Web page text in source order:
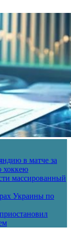
в матче за
хоккею
массированный
Украины по